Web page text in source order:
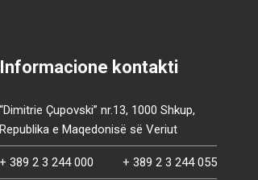
Informacione kontakti
“Dimitrie Çupovski” nr.13, 1000 Shkup,
Republika e Maqedonisë së Veriut
+ 389 2 3 244 000 + 389 2 3 244 055